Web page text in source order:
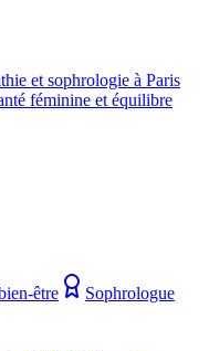
et sophrologie à Paris
féminine et équilibre
être
Sophrologue